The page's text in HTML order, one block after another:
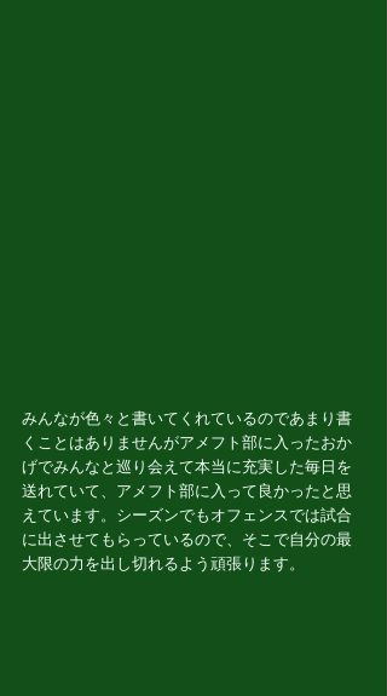
みんなが色々と書いてくれているのであまり書
くことはありませんがアメフト部に入ったおか
げでみんなと巡り会えて本当に充実した毎日を
送れていて、アメフト部に入って良かったと思
えています。シーズンでもオフェンスでは試合
に出させてもらっているので、そこで自分の最
大限の力を出し切れるよう頑張ります。